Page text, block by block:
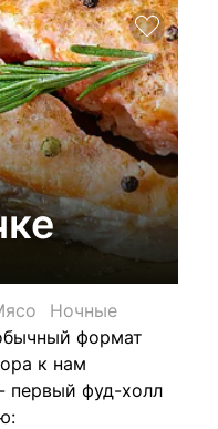
Ночные
формат
к нам
первый фуд-холл